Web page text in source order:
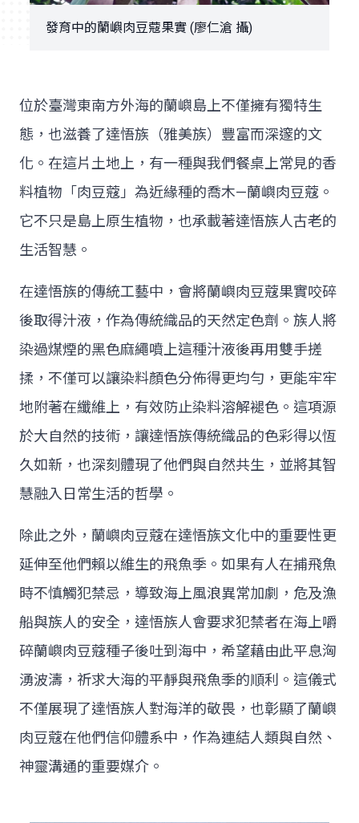
發育中的蘭嶼肉豆蔻果實 (廖仁滄 攝)
位於臺灣東南方外海的蘭嶼島上不僅擁有獨特生
態，也滋養了達悟族（雅美族）豐富而深邃的文
化。在這片土地上，有一種與我們餐桌上常見的香
料植物「肉豆蔻」為近緣種的喬木—蘭嶼肉豆蔻。
它不只是島上原生植物，也承載著達悟族人古老的
生活智慧。
在達悟族的傳統工藝中，會將蘭嶼肉豆蔻果實咬碎
後取得汁液，作為傳統織品的天然定色劑。族人將
染過煤煙的黑色麻繩噴上這種汁液後再用雙手搓
揉，不僅可以讓染料顏色分佈得更均勻，更能牢牢
地附著在纖維上，有效防止染料溶解褪色。這項源
於大自然的技術，讓達悟族傳統織品的色彩得以恆
久如新，也深刻體現了他們與自然共生，並將其智
慧融入日常生活的哲學。
除此之外，蘭嶼肉豆蔻在達悟族文化中的重要性更
延伸至他們賴以維生的飛魚季。如果有人在捕飛魚
時不慎觸犯禁忌，導致海上風浪異常加劇，危及漁
船與族人的安全，達悟族人會要求犯禁者在海上嚼
碎蘭嶼肉豆蔻種子後吐到海中，希望藉由此平息洶
湧波濤，祈求大海的平靜與飛魚季的順利。這儀式
不僅展現了達悟族人對海洋的敬畏，也彰顯了蘭嶼
肉豆蔻在他們信仰體系中，作為連結人類與自然、
神靈溝通的重要媒介。